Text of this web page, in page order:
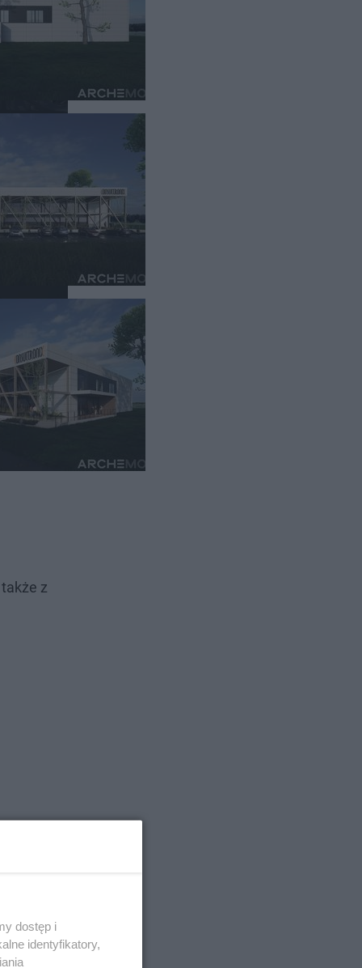
w strefie
na
z
dostęp i
identyfikatory,